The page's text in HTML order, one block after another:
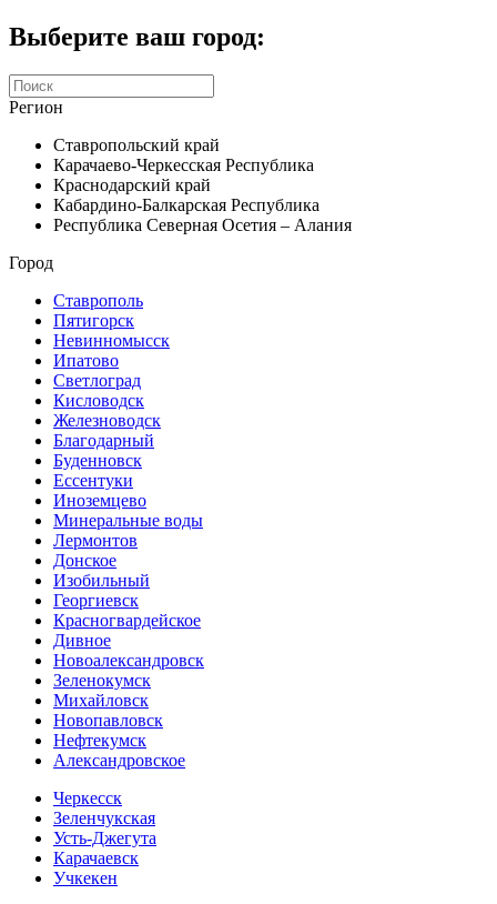
Выберите ваш город:
Регион
Ставропольский край
Карачаево-Черкесская Республика
Краснодарский край
Кабардино-Балкарская Республика
Республика Северная Осетия – Алания
Город
Ставрополь
Пятигорск
Невинномысск
Ипатово
Светлоград
Кисловодск
Железноводск
Благодарный
Буденновск
Ессентуки
Иноземцево
Минеральные воды
Лермонтов
Донское
Изобильный
Георгиевск
Красногвардейское
Дивное
Новоалександровск
Зеленокумск
Михайловск
Новопавловск
Нефтекумск
Александровское
Черкесск
Зеленчукская
Усть-Джегута
Карачаевск
Учкекен